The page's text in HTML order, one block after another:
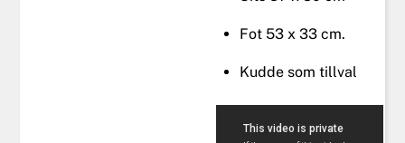
Fot 53 x 33 cm.
Kudde som tillval